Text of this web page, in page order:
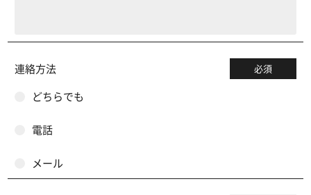
連絡方法 必須
どちらでも
電話
メール